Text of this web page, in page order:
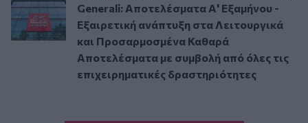
Generali: Αποτελέσματα Α' Εξαμήνου -
Εξαιρετική ανάπτυξη στα Λειτουργικά
και Προσαρμοσμένα Καθαρά
Αποτελέσματα με συμβολή από όλες τις
επιχειρηματικές δραστηριότητες